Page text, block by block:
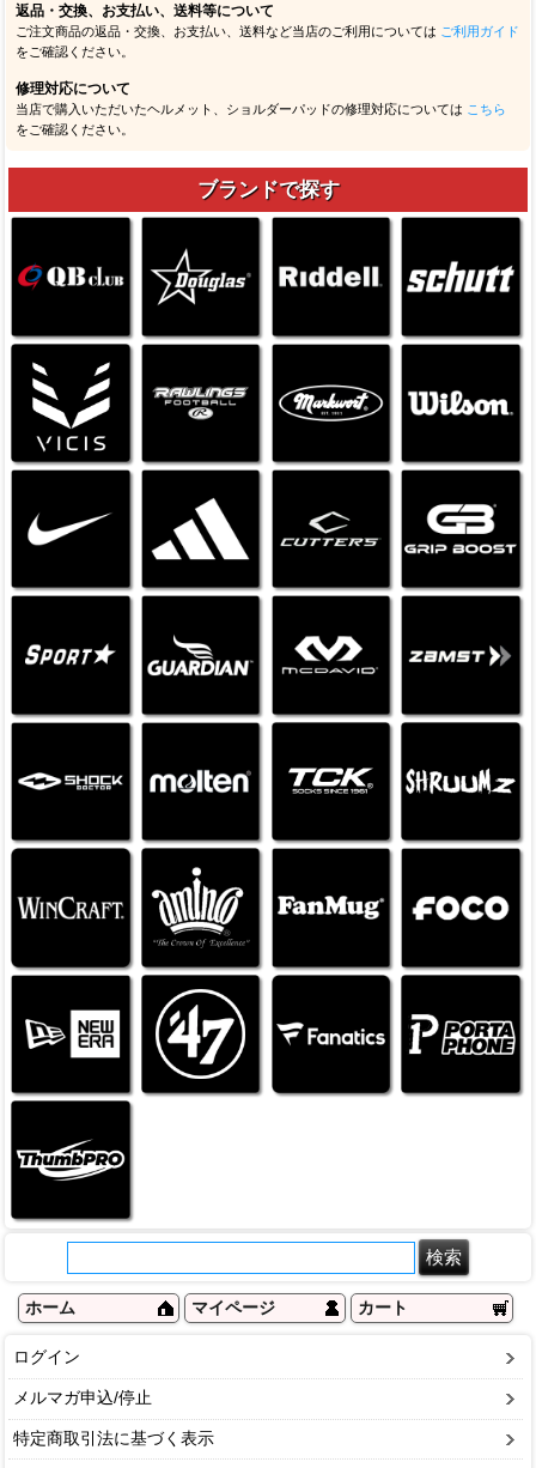
返品・交換、お支払い、送料等について
ご注文商品の返品・交換、お支払い、送料など当店のご利用については ご利用ガイド
をご確認ください。
修理対応について
当店で購入いただいたヘルメット、ショルダーパッドの修理対応については こちら
をご確認ください。
ブランドで探す
ホーム マイページ カート
ログイン
メルマガ申込/停止
特定商取引法に基づく表示